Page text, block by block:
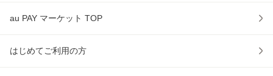
au PAY マーケット TOP
はじめてご利用の方